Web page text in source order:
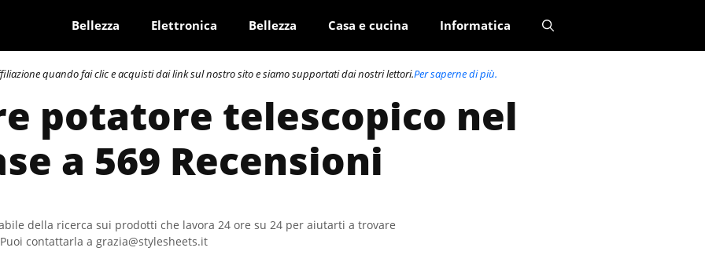
Bellezza Elettronica Bellezza Casa e cucina Informatica
quando fai clic e acquisti dai link sul nostro sito e siamo supportati dai nostri lettori.Per saperne di più.
potatore telescopico nel
a 569 Recensioni
della ricerca sui prodotti che lavora 24 ore su 24 per aiutarti a trovare
contattarla a grazia@stylesheets.it